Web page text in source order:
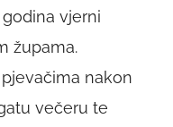
godina vjerni
župama.
nakon
večeru te